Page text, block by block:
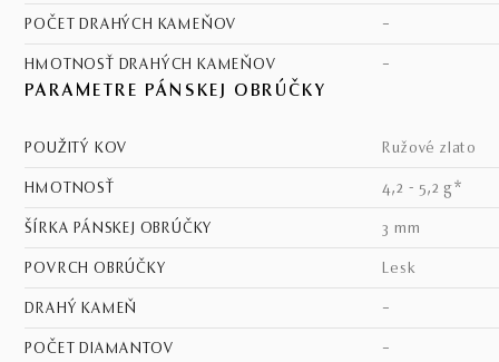
POČET DRAHÝCH KAMEŇOV –
HMOTNOSŤ DRAHÝCH KAMEŇOV –
PARAMETRE PÁNSKEJ OBRÚČKY
POUŽITÝ KOV ružové zlato
HMOTNOSŤ 4,2 - 5,2 g*
ŠÍRKA PÁNSKEJ OBRÚČKY 3 mm
POVRCH OBRÚČKY lesk
DRAHÝ KAMEŇ –
POČET DIAMANTOV –